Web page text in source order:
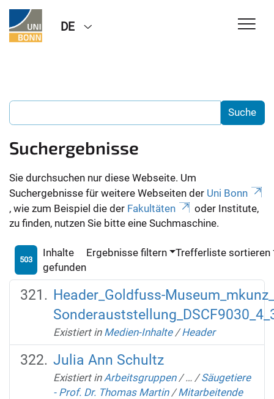
DE
Suchergebnisse
Sie durchsuchen nur diese Webseite. Um
Suchergebnisse für weitere Webseiten der Uni Bonn
, wie zum Beispiel die der Fakultäten
oder Institute,
zu finden, nutzen Sie bitte eine Suchmaschine.
503
Inhalte
gefunden
Ergebnisse filtern Trefferliste sortieren
Header_Goldfuss-
Existiert in Medien-Inhalte /Header
Julia Ann Schultz
Existiert in Arbeitsgruppen /… /Säugetiere
- Prof. Dr. Thomas Martin /Mitarbeitende